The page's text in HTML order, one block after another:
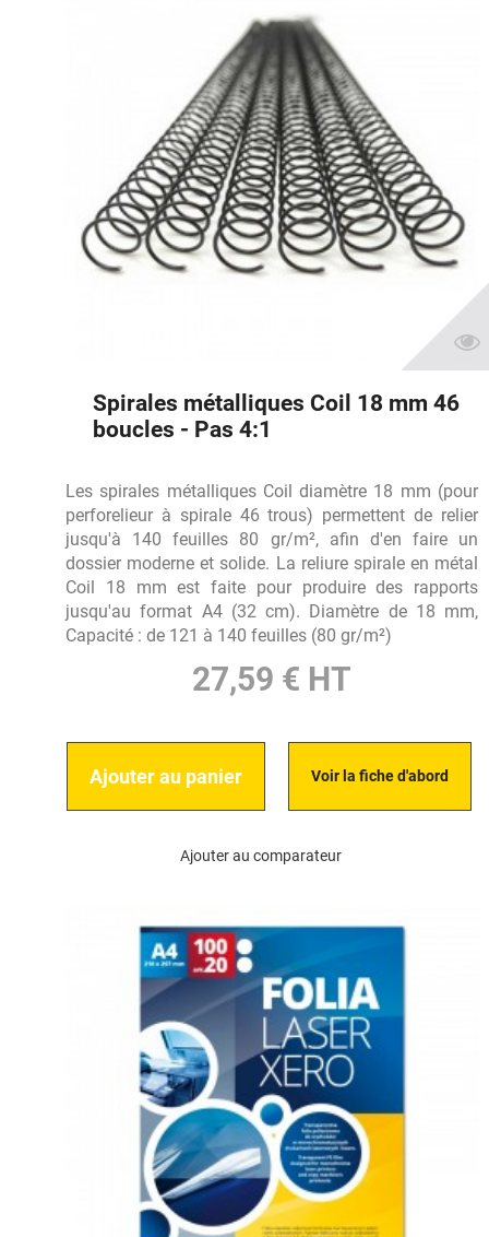
Spirales métalliques Coil 18 mm 46
boucles - Pas 4:1
Les spirales métalliques Coil diamètre 18 mm (pour
perforelieur à spirale 46 trous) permettent de relier
jusqu'à 140 feuilles 80 gr/m², afin d'en faire un
dossier moderne et solide. La reliure spirale en métal
Coil 18 mm est faite pour produire des rapports
jusqu'au format A4 (32 cm). Diamètre de 18 mm,
Capacité : de 121 à 140 feuilles (80 gr/m²)
27,59 € HT
Ajouter au panier Voir la fiche d'abord
Ajouter au comparateur